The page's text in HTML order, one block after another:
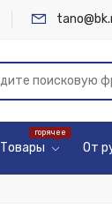
Товары От